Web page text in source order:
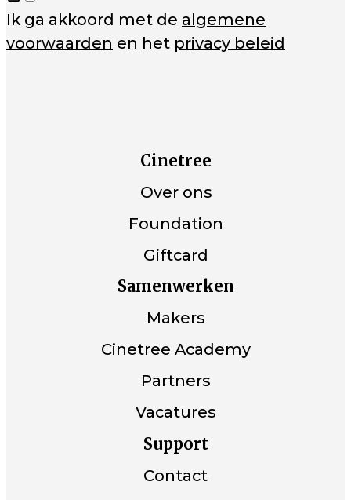
Ik ga akkoord met de algemene
voorwaarden en het privacy beleid
Cinetree
Over ons
Foundation
Giftcard
Samenwerken
Makers
Cinetree Academy
Partners
Vacatures
Support
Contact